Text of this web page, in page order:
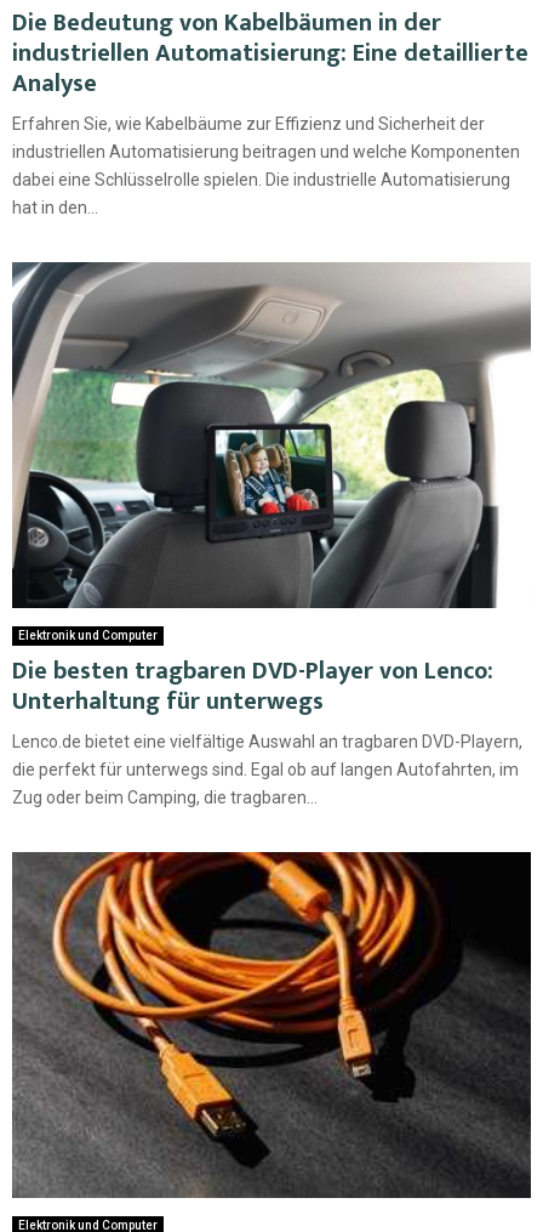
Die Bedeutung von Kabelbäumen in der
industriellen Automatisierung: Eine detaillierte
Analyse
Erfahren Sie, wie Kabelbäume zur Effizienz und Sicherheit der
industriellen Automatisierung beitragen und welche Komponenten
dabei eine Schlüsselrolle spielen. Die industrielle Automatisierung
hat in den...
Elektronik und Computer
Die besten tragbaren DVD-Player von Lenco:
Unterhaltung für unterwegs
Lenco.de bietet eine vielfältige Auswahl an tragbaren DVD-Playern,
die perfekt für unterwegs sind. Egal ob auf langen Autofahrten, im
Zug oder beim Camping, die tragbaren...
Elektronik und Computer